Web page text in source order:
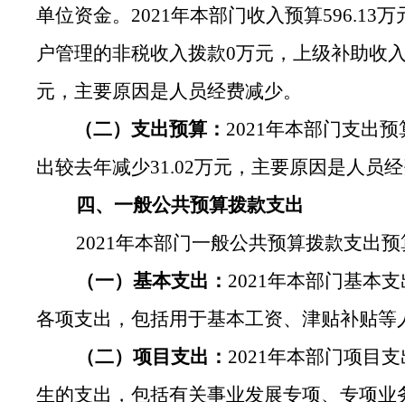
单位资金。 2021年本部门收入预算596.13
户管理的非税收入拨款0万元，上级补助收
元，主要原因是人员经费减少。
（二）支出预算： 2021年本部门支出
出较去年减少31.02万元，主要原因是人员
四、一般公共预算拨款支出
2021年本部门一般公共预算拨款支出
（一）基本支出： 2021年本部门基本
各项支出，包括用于基本工资、津贴补贴
（二）项目支出： 2021年本部门项目
生的支出，包括有关事业发展专项、专项